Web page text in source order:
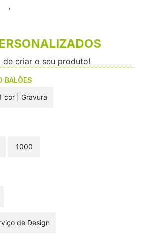
,
de criar o seu produto!
BALÕES
cor | Gravura
1000
de Design